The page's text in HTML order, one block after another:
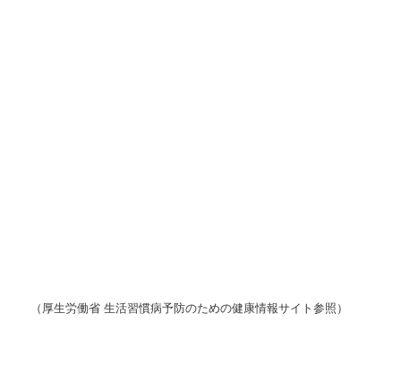
（厚生労働省 生活習慣病予防のための健康情報サイト参照）